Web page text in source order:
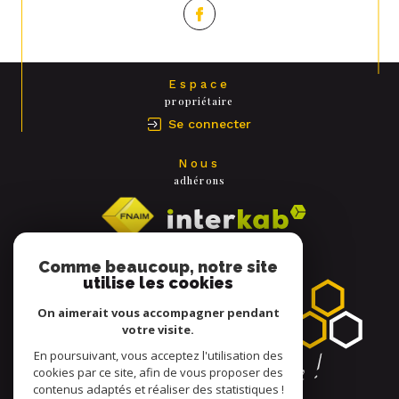
Espace
propriétaire
Se connecter
Nous
adhérons
Comme beaucoup, notre site
utilise les cookies
On aimerait vous accompagner pendant
votre visite.
En poursuivant, vous acceptez l'utilisation des
cookies par ce site, afin de vous proposer des
contenus adaptés et réaliser des statistiques !